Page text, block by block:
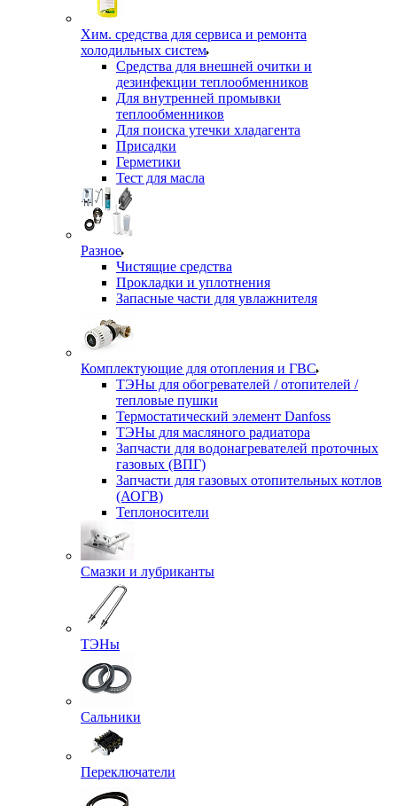
Хим. средства для сервиса и ремонта
холодильных систем
Средства для внешней очитки и
дезинфекции теплообменников
Для внутренней промывки
теплообменников
Для поиска утечки хладагента
Присадки
Герметики
Тест для масла
Разное
Чистящие средства
Прокладки и уплотнения
Запасные части для увлажнителя
Комплектующие для отопления и ГВС
ТЭНы для обогревателей / отопителей /
тепловые пушки
Термостатический элемент Danfoss
ТЭНы для масляного радиатора
Запчасти для водонагревателей проточных
газовых (ВПГ)
Запчасти для газовых отопительных котлов
(АОГВ)
Теплоносители
Смазки и лубриканты
ТЭНы
Сальники
Переключатели